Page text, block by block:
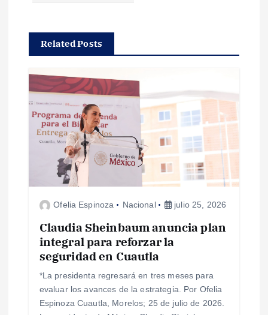
c
ó
e
Related Posts
Ofelia Espinoza Nacional julio 25, 2026
Claudia Sheinbaum anuncia plan
integral para reforzar la
seguridad en Cuautla
*La presidenta regresará en tres meses para
evaluar los avances de la estrategia. Por Ofelia
Espinoza Cuautla, Morelos; 25 de julio de 2026.